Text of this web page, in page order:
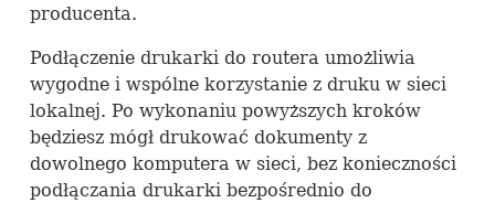
producenta.
Podłączenie drukarki do routera umożliwia
wygodne i wspólne korzystanie z druku w sieci
lokalnej. Po wykonaniu powyższych kroków
będziesz mógł drukować dokumenty z
dowolnego komputera w sieci, bez konieczności
podłączania drukarki bezpośrednio do